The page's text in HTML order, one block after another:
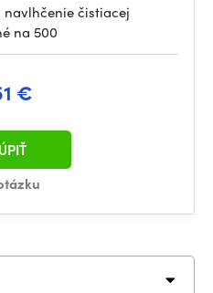
navlhčenie čistiacej
na 500
€